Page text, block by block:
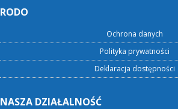
RODO
Ochrona danych
Polityka prywatności
Deklaracja dostępności
NASZA DZIAŁALNOŚĆ